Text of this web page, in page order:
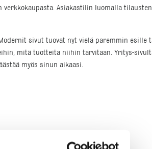
Asiakastilin luomalla
sivut tuovat nyt vielä paremmin esille
mitä tuotteita niihin tarvitaan. Yritys-
myös sinun aikaasi.